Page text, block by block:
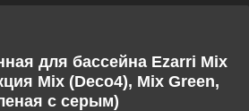
для бассейна Ezarri Mix
Mix (Deco4), Mix Green,
с серым)